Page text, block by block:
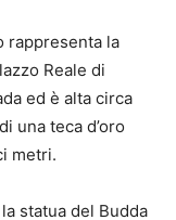
rappresenta la
Reale di
ed è alta circa
una teca d’oro
metri.
statua del Budda